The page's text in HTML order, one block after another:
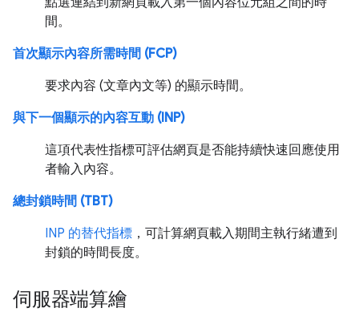
間。
首次顯示內容所需時間 (FCP)
要求內容 (文章內文等) 的顯示時間。
與下一個顯示的內容互動 (INP)
這項代表性指標可評估網頁是否能持續快速回應使用
者輸入內容。
總封鎖時間 (TBT)
INP 的替代指標 ，可計算網頁載入期間主執行緒遭到
封鎖的時間長度。
伺服器端算繪